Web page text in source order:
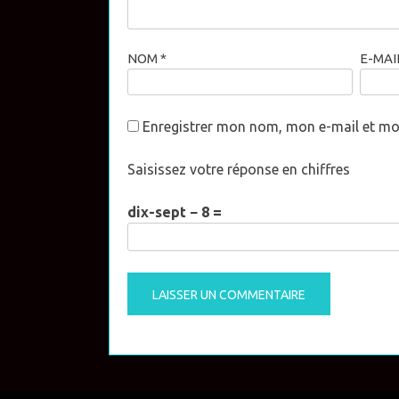
NOM * E-
Enregistrer mon nom, mon e-mail et
Saisissez votre réponse en chiffres
dix-sept − 8 =